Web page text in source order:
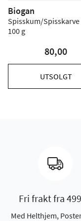
Biogan
Spisskum/
100 g
80,00
UTSOLGT
Fri frakt fra
Med Helthjem,